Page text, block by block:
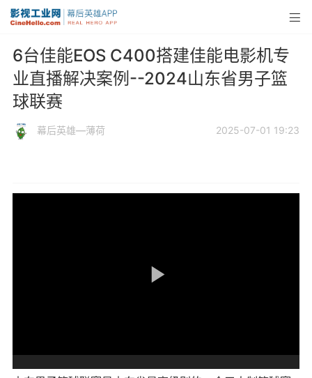
6台佳能EOS C400搭建佳能电影机专
业直播解决案例--2024山东省男子篮
球联赛
幕后英雄—薄荷 2025-07-01 19:23